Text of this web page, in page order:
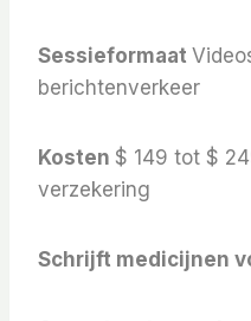
Sessieformaat
berichtenverkeer
Kosten $ 149 tot $
verzekering
Schrijft medicijnen